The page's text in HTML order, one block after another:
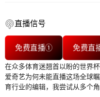
直播信号
免费直播① 免费直
在众多体育迷翘首以盼的世界
爱奇艺为何未能直播这场全球
育行业的编辑，我尝试从多个